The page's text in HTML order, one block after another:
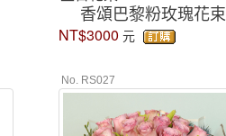
香頌巴黎粉玫瑰花束
NT$3000 元
No. RS027